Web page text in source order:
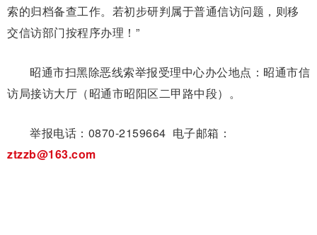
索的归档备查工作。若初步研判属于普通信访问题，则移
交信访部门按程序办理！”
昭通市扫黑除恶线索举报受理中心办公地点：昭通市信
访局接访大厅（昭通市昭阳区二甲路中段）。
举报电话：0870-2159664 电子邮箱：
ztzzb@163.com